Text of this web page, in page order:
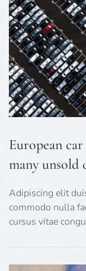
European
many unsold
Adipiscing elit
commodo nulla
cursus vitae